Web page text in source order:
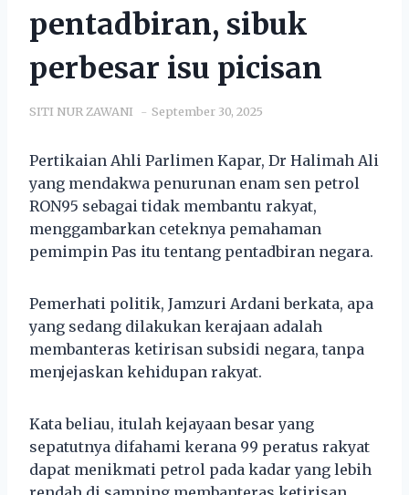
pentadbiran, sibuk
perbesar isu picisan
SITI NUR ZAWANI September 30, 2025
Pertikaian Ahli Parlimen Kapar, Dr Halimah Ali
yang mendakwa penurunan enam sen petrol
RON95 sebagai tidak membantu rakyat,
menggambarkan ceteknya pemahaman
pemimpin Pas itu tentang pentadbiran negara.
Pemerhati politik, Jamzuri Ardani berkata, apa
yang sedang dilakukan kerajaan adalah
membanteras ketirisan subsidi negara, tanpa
menjejaskan kehidupan rakyat.
Kata beliau, itulah kejayaan besar yang
sepatutnya difahami kerana 99 peratus rakyat
dapat menikmati petrol pada kadar yang lebih